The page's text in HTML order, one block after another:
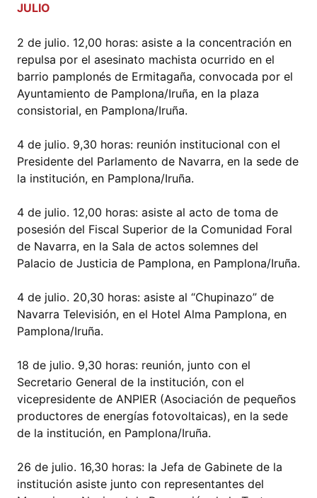
JULIO
2 de julio. 12,00 horas: asiste a la concentración en
repulsa por el asesinato machista ocurrido en el
barrio pamplonés de Ermitagaña, convocada por el
Ayuntamiento de Pamplona/Iruña, en la plaza
consistorial, en Pamplona/Iruña.
4 de julio. 9,30 horas: reunión institucional con el
Presidente del Parlamento de Navarra, en la sede de
la institución, en Pamplona/Iruña.
4 de julio. 12,00 horas: asiste al acto de toma de
posesión del Fiscal Superior de la Comunidad Foral
de Navarra, en la Sala de actos solemnes del
Palacio de Justicia de Pamplona, en Pamplona/Iruña.
4 de julio. 20,30 horas: asiste al “Chupinazo” de
Navarra Televisión, en el Hotel Alma Pamplona, en
Pamplona/Iruña.
18 de julio. 9,30 horas: reunión, junto con el
Secretario General de la institución, con el
vicepresidente de ANPIER (Asociación de pequeños
productores de energías fotovoltaicas), en la sede
de la institución, en Pamplona/Iruña.
26 de julio. 16,30 horas: la Jefa de Gabinete de la
institución asiste junto con representantes del